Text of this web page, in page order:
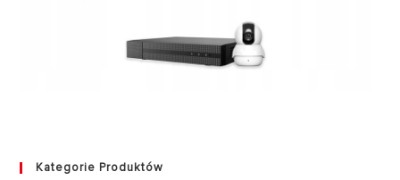
Kategorie Produktów